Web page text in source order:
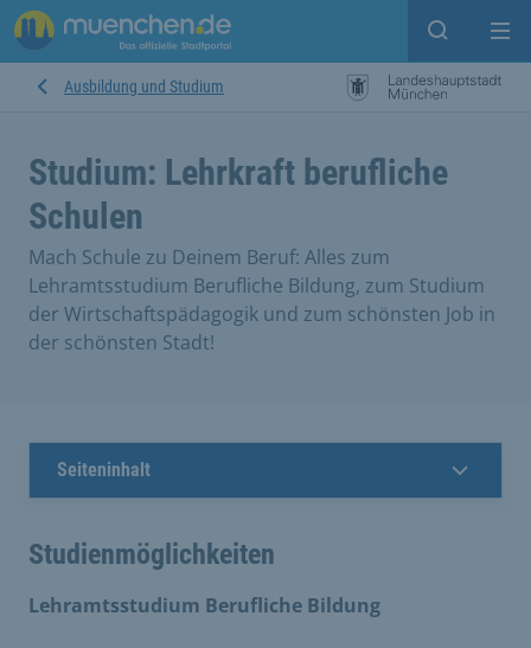
Suche
Ausbildung und Studium
Studium: Lehrkraft berufliche
Schulen
Mach Schule zu Deinem Beruf: Alles zum
Lehramtsstudium Berufliche Bildung, zum Studium
der Wirtschaftspädagogik und zum schönsten Job in
der schönsten Stadt!
Seiteninhalt
Studienmöglichkeiten
Lehramtsstudium Berufliche Bildung